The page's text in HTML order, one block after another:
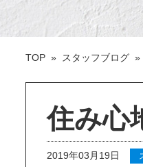
TOP » スタッフブログ
住み心
2019年03月19日